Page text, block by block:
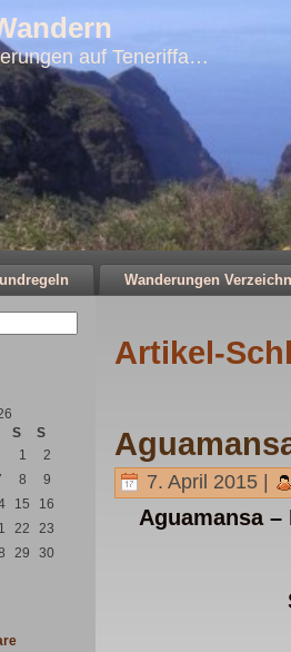
auf Teneriffa…
Wanderungen
S
S
1
2
8
9
15
16
22
23
29
30
Artikel-
7. April 2015 |
Aguamansa